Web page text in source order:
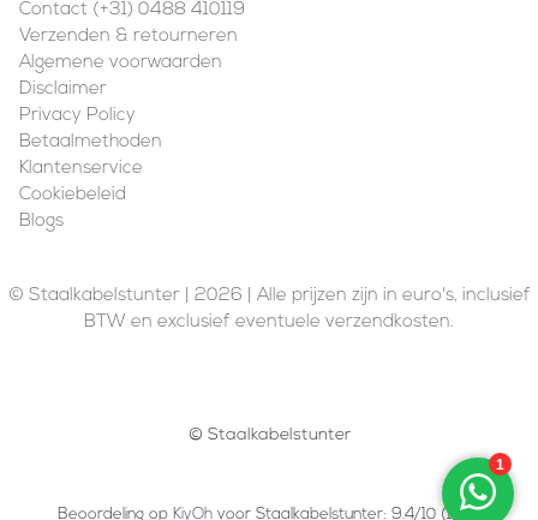
Contact (+31) 0488 410119
Verzenden & retourneren
Algemene voorwaarden
Disclaimer
Privacy Policy
Betaalmethoden
Klantenservice
Cookiebeleid
Blogs
© Staalkabelstunter | 2026 | Alle prijzen zijn in euro's, inclusief
BTW en exclusief eventuele verzendkosten.
© Staalkabelstunter
Beoordeling op KiyOhvoor Staalkabelstunter: 9.4/10 (10211